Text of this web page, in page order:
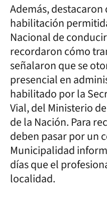
Además, destacaron
habilitación
Nacional de
recordaron cómo
señalaron que se
presencial en
habilitado por la
Vial, del Ministerio
de la Nación. Para
deben pasar por un
Municipalidad
días que el
localidad.